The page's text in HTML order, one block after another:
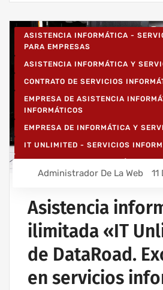
ASISTENCIA INFORMÁTICA -
PARA EMPRESAS
ASISTENCIA INFORMÁTICA Y
CONTRATO DE SERVICIOS
EMPRESA DE ASISTENCIA
INFORMÁTICOS
EMPRESA DE INFORMÁTICA Y
IT UNLIMITED - SERVICIOS
RED INFORMÁTICA ESTRUCTURADA
SERVICIOS INFORMÁTICOS Y
Administrador De La Web
Asistencia
ilimitada «IT
de DataRoad.
en servicios